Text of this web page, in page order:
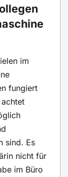
im
fungiert
sind. Es
nicht für
im Büro